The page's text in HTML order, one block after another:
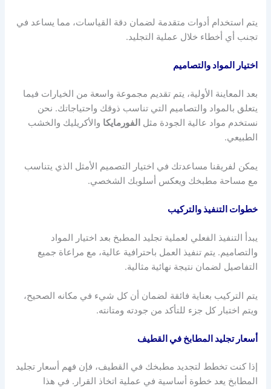
يتم استخدام أدوات متقدمة لضمان دقة القياسات، مما يساعد في
تجنب أي أخطاء خلال عملية التجليد.
اختيار المواد والتصاميم
بعد المعاينة الأولية، يتم تقديم مجموعة واسعة من الخيارات فيما
يتعلق بالمواد والتصاميم التي تناسب ذوقك واحتياجاتك. نحن
نستخدم مواد عالية الجودة مثل الفورمايكا والأكريليك والخشب
الطبيعي.
يمكن لفريقنا مساعدتك في اختيار التصميم الأمثل الذي يتناسب
مع مساحة مطبخك ويعكس أسلوبك الشخصي.
خطوات التنفيذ والتركيب
يبدأ التنفيذ الفعلي لعملية تجليد المطبخ بعد اختيار المواد
والتصاميم. يتم تنفيذ العمل باحترافية عالية، مع مراعاة جميع
التفاصيل لضمان نتيجة نهائية مثالية.
يتم التركيب بعناية فائقة لضمان أن كل شيء في مكانه الصحيح،
ويتم اختبار كل جزء للتأكد من جودته ومتانته.
أسعار تجليد المطابخ في القطيف
إذا كنت تخطط لتجديد مطبخك في القطيف، فإن فهم أسعار تجليد
المطابخ يعد خطوة أساسية في عملية اتخاذ القرار. في هذا